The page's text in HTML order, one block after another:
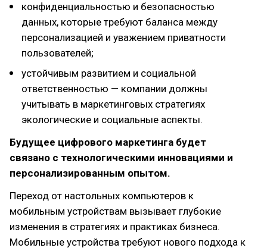
конфиденциальностью и безопасностью
данных, которые требуют баланса между
персонализацией и уважением приватности
пользователей;
устойчивым развитием и социальной
ответственностью — компании должны
учитывать в маркетинговых стратегиях
экологические и социальные аспекты.
Будущее цифрового маркетинга будет
связано с технологическими инновациями и
персонализированным опытом.
Переход от настольных компьютеров к
мобильным устройствам вызывает глубокие
изменения в стратегиях и практиках бизнеса.
Мобильные устройства требуют нового подхода к